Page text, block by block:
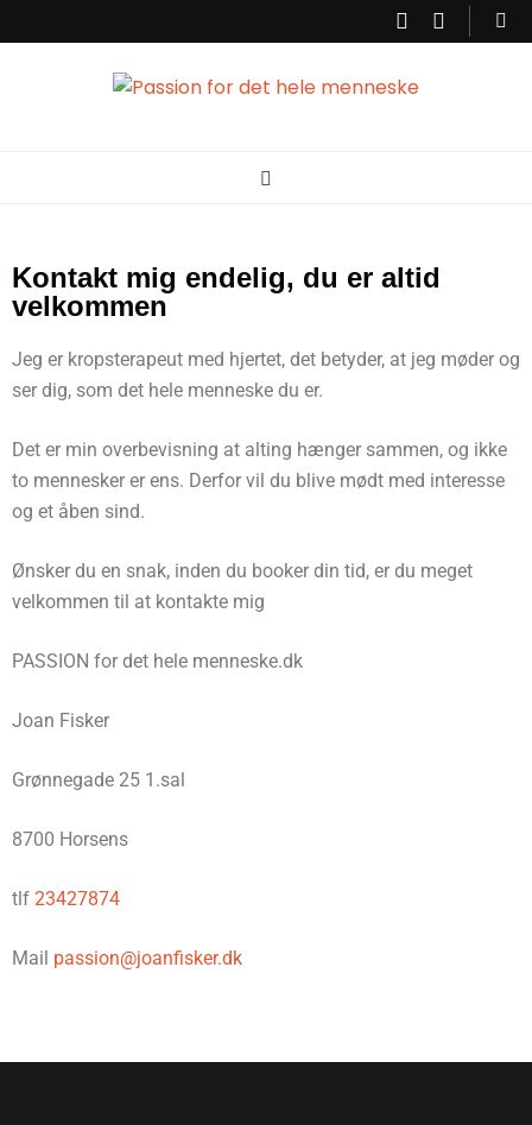
hele menneske
bedre balance, ro og energi.
Kontakt mig endelig, du er altid
velkommen
Jeg er kropsterapeut med hjertet, det betyder, at jeg møder og
ser dig, som det hele menneske du er.
Det er min overbevisning at alting hænger sammen, og ikke
to mennesker er ens. Derfor vil du blive mødt med interesse
og et åben sind.
Ønsker du en snak, inden du booker din tid, er du meget
velkommen til at kontakte mig
PASSION for det hele menneske.dk
Joan Fisker
Grønnegade 25 1.sal
8700 Horsens
tlf 23427874
Mail passion@joanfisker.dk